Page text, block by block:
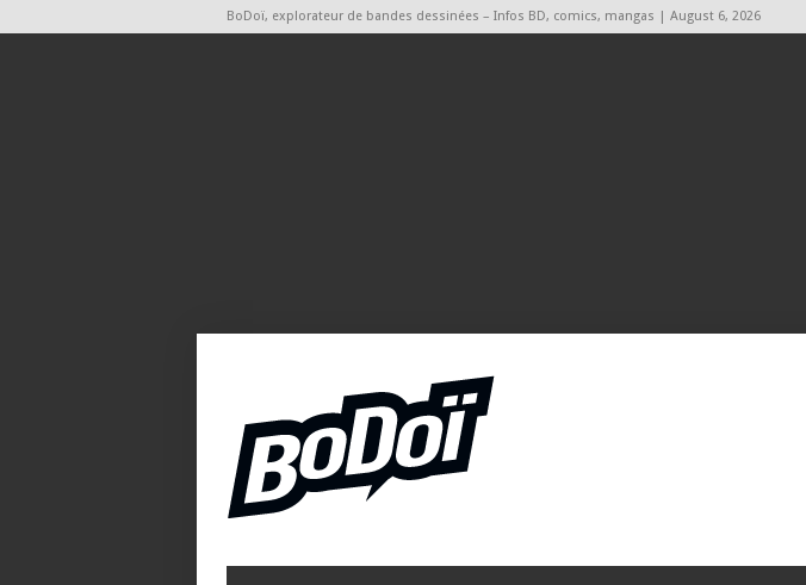
BoDoï, explorateur de bandes dessinées – Infos BD, comics, mangas | August 6, 2026